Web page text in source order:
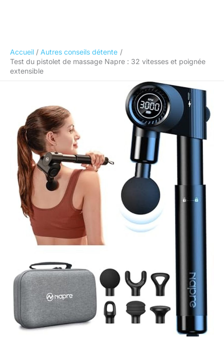
Accueil
Autres conseils détente
Test du pistolet de massage Napre : 32 vitesses et poignée
extensible